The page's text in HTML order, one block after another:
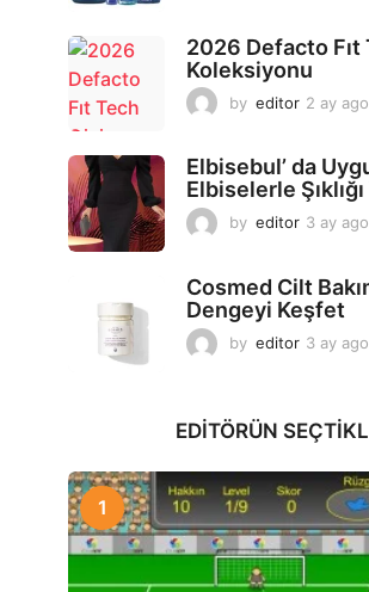
2026 Defacto Fıt
Koleksiyonu
by editor 2 ay ago
Elbisebul’ da
Elbiselerle
by editor 3 ay ago
Cosmed Cilt
Dengeyi Keşfet
by editor 3 ay ago
EDITÖRÜN
1